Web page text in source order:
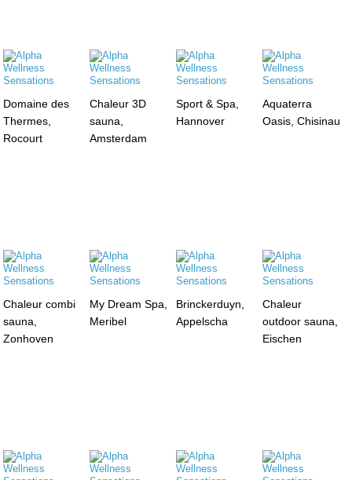
Domaine des
Thermes,
Rocourt
Chaleur 3D
sauna,
Amsterdam
Sport & Spa,
Hannover
Aquaterra
Oasis, Chisinau
Chaleur combi
sauna,
Zonhoven
My Dream Spa,
Meribel
Brinckerduyn,
Appelscha
Chaleur
outdoor sauna,
Eischen